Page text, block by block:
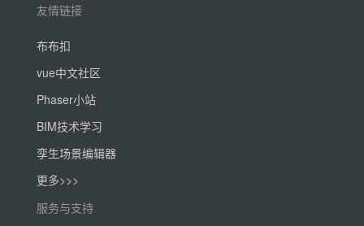
友情链接
布布扣
vue中文社区
Phaser小站
BIM技术学习
孪生场景编辑器
更多>>>
服务与支持